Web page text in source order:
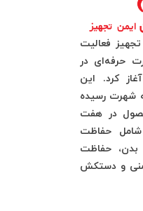
فعالیت
1388 به صورت حرفه‌ای در
کرد. این
شهرت رسیده
بیش از 200 محصول در هفت
حفاظت
حفاظت
و دستکش